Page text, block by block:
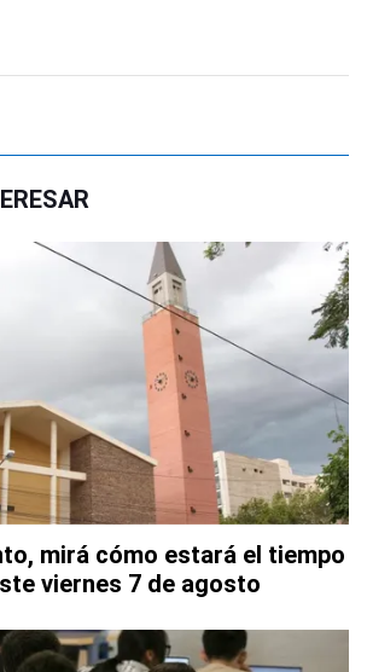
mirá cómo estará el tiempo
viernes 7 de agosto